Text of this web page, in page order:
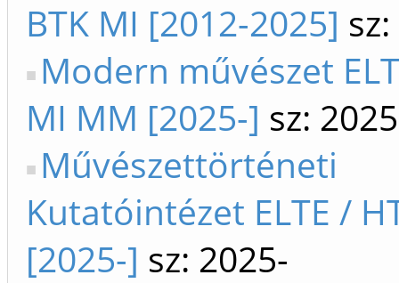
BTK MI [2012-2025]
Modern művészet
MI MM [2025-] sz:
Művészettörténeti
Kutatóintézet ELTE /
[2025-] sz: 2025-